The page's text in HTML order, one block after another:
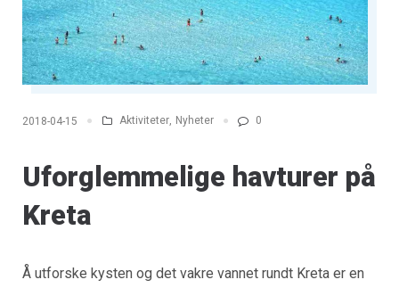
2018-04-15 Aktiviteter, Nyheter 0
Uforglemmelige havturer på
Kreta
Å utforske kysten og det vakre vannet rundt Kreta er en